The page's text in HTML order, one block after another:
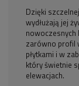
Dzięki
wydłużają jej
nowoczesnych
zarówno profil
płytkami i w
który świetnie
elewacjach.